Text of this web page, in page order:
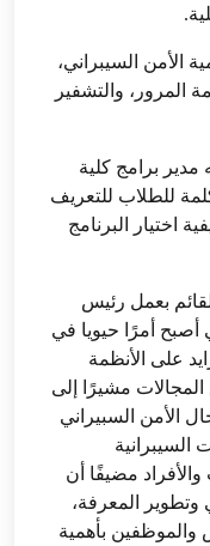
الأمن السيبراني،
المرور، والتشفير
مدير برامج كلية
للطلاب للتعريف
اختيار البرنامج
بعمل رئيس
أصبح أمرًا حيويا في
على الأنظمة
المجالات مشيرًا إلى
الأمن السبيراني
السيبرانية
مضيفًا أن
وتطوير المعرفة،
والموظفين بأهمية